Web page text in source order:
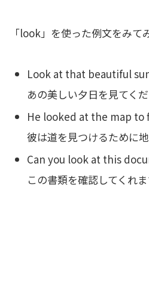
「look」を使った例文をみて
Look at that beautiful
あの美しい夕日を見てくだ
He looked at the map to
彼は道を見つけるために
Can you look at this
この書類を確認してくれ